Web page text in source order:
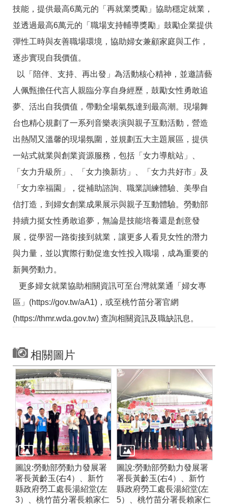
告
聯
資
訊
技能，提供最高6萬元的「再就業獎勵」協助穩定就業，
並透過最高6萬元的「職場支持輔導獎勵」鼓勵企業提供
彈性工時與友善職場環境，協助婦女兼顧家庭與工作，
逐步實現自我價值。
以「陪伴、支持、再出發」為活動核心精神，並邀請藝
人佩甄擔任代言人親臨分享自身經歷，鼓勵女性勇敢追
夢、活出自我價值，帶動全場氣氛達到最高潮。現場舞
台也精心規劃了一系列音樂表演與親子互動活動，營造
出熱鬧又溫馨的現場氛圍，並規劃五大主題展區，提供
一站式就業與創業資源服務，包括「女力導航站」、
「女力升級所」、「女力換新坊」、「女力共好市」及
「女力幸福園」，從補助諮詢、職業訓練體驗、美學自
信打造，到婦女創業成果展示與親子互動體驗。勞動部
持續力挺女性勇敢追夢，無論是技能培養還是創意發
展，從學習一路銜接到就業，讓更多人看見女性的潛力
與力量，並以實際行動促進女性投入職場，成為重要的
新興勞動力。
更多婦女就業協助相關資訊可至台灣就業通「婦女專
區」(https://gov.tw/aA1)，或至桃竹苗分署官網
(https://thmr.wda.gov.tw) 查詢相關資訊及職缺訊息。
相關圖片
圖說:勞動部勞動力發展署
署長黃齡玉(右4）、新竹
縣政府勞工處長湯紹堂(左
3）、桃竹苗分署長賴家仁
圖說:勞動部勞動力發展署
署長黃齡玉(右4）、新竹
縣政府勞工處長湯紹堂(左
5）、桃竹苗分署長賴家仁